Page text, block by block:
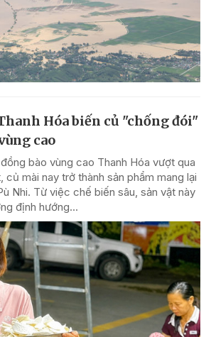
Hóa biến củ "chống đói"
cao
bào vùng cao Thanh Hóa vượt qua
củ mài nay trở thành sản phẩm mang lại
Nhi. Từ việc chế biến sâu, sản vật này
định hướng...